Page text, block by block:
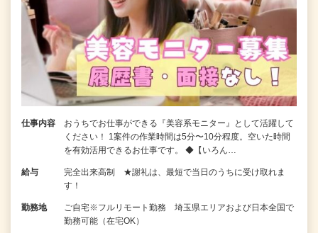
仕事内容
おうちでお仕事ができる『美容系モニター』として活躍して
ください！ 1案件の作業時間は5分〜10分程度。空いた時間
を有効活用できるお仕事です。 ◆【いろん…
給与
完全出来高制 ★謝礼は、最短で当日のうちに受け取れま
す！
勤務地
ご自宅※フルリモート勤務 埼玉県エリアおよび日本全国で
勤務可能（在宅OK）